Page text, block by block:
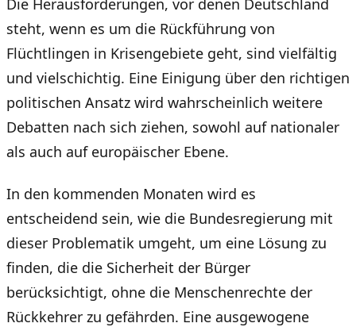
Die Herausforderungen, vor denen Deutschland
steht, wenn es um die Rückführung von
Flüchtlingen in Krisengebiete geht, sind vielfältig
und vielschichtig. Eine Einigung über den richtigen
politischen Ansatz wird wahrscheinlich weitere
Debatten nach sich ziehen, sowohl auf nationaler
als auch auf europäischer Ebene.
In den kommenden Monaten wird es
entscheidend sein, wie die Bundesregierung mit
dieser Problematik umgeht, um eine Lösung zu
finden, die die Sicherheit der Bürger
berücksichtigt, ohne die Menschenrechte der
Rückkehrer zu gefährden. Eine ausgewogene